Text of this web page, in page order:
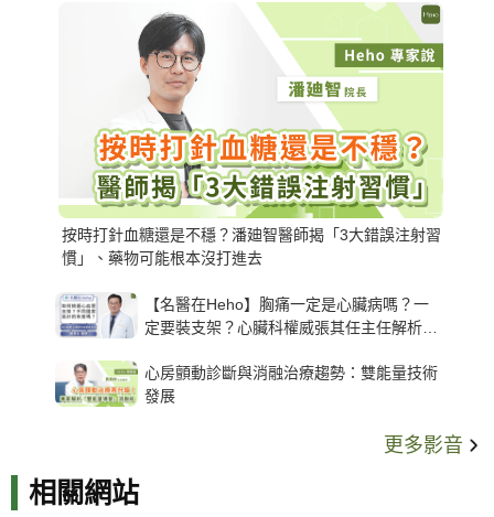
按時打針血糖還是不穩？潘廸智醫師揭「3大錯誤注射習
慣」、藥物可能根本沒打進去
【名醫在Heho】胸痛一定是心臟病嗎？一
定要裝支架？心臟科權威張其任主任解析支
心房顫動診斷與消融治療趨勢：雙能量技術
發展
更多影音
相關網站